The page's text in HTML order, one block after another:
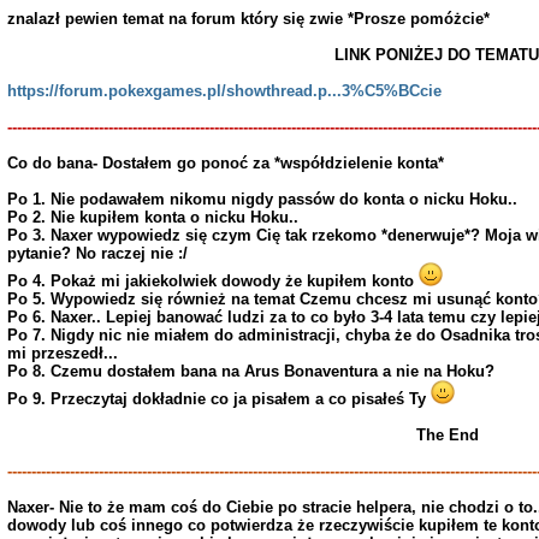
znalazł pewien temat na forum który się zwie *Prosze pomóżcie*
LINK PONIŻEJ DO TEMATU
https://forum.pokexgames.pl/showthread.p...3%C5%BCcie
Co do bana- Dostałem go ponoć za *współdzielenie konta*
Po 1. Nie podawałem nikomu nigdy passów do konta o nicku Hoku..
Po 2. Nie kupiłem konta o nicku Hoku..
Po 3. Naxer wypowiedz się czym Cię tak rzekomo *denerwuje*? Moja
pytanie? No raczej nie :/
Po 4. Pokaż mi jakiekolwiek dowody że kupiłem konto
Po 5. Wypowiedz się również na temat Czemu chcesz mi usunąć
Po 6. Naxer.. Lepiej banować ludzi za to co było 3-4 lata temu czy
Po 7. Nigdy nic nie miałem do administracji, chyba że do Osadnika
mi przeszedł...
Po 8. Czemu dostałem bana na Arus Bonaventura a nie na Hoku?
Po 9. Przeczytaj dokładnie co ja pisałem a co pisałeś Ty
The End
Naxer- Nie to że mam coś do Ciebie po stracie helpera, nie chodzi o
dowody lub coś innego co potwierdza że rzeczywiście kupiłem te